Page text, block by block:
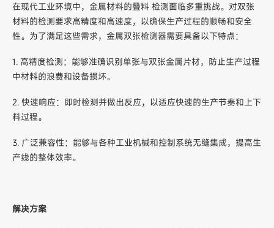
在现代工业环境中，金属材料的叠料 检测面临多重挑战。对双张
材料的检测要求高精度和高速度，以确保生产过程的顺畅和安全
性。为了满足这些需求，金属双张检测器需要具备以下特点：
1. 高精度检测：能够准确识别单张与双张金属片材，防止生产过程
中材料的浪费和设备损坏。
2. 快速响应：即时检测并做出反应，以适应快速的生产节奏和上下
料过程。
3. 广泛兼容性：能够与各种工业机械和控制系统无缝集成，提高生
产线的整体效率。
解决方案